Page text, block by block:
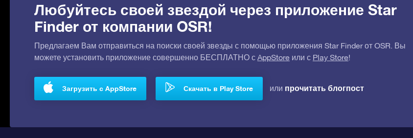
Любуйтесь своей звездой через приложение Star
Finder от компании OSR!
Предлагаем Вам отправиться на поиски своей звезды с помощью приложения Star Finder от OSR. Вы
можете установить приложение совершенно БЕСПЛАТНО с AppStore или с Play Store!
Загрузить с AppStore Скачать в Play Store или прочитать блогпост